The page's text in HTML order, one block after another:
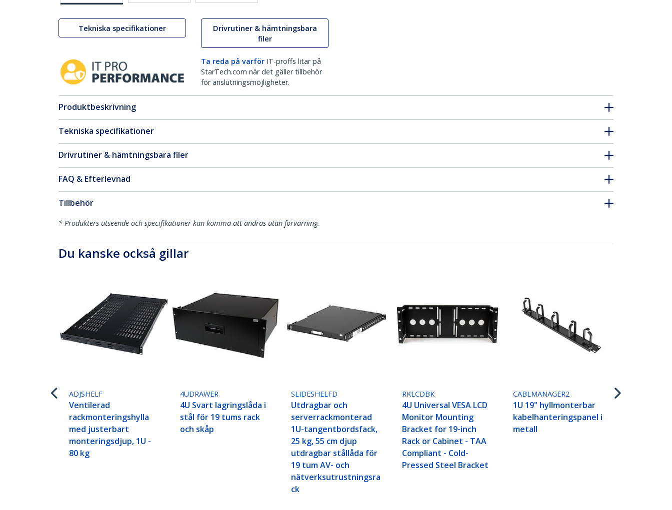
Tekniska specifikationer
Drivrutiner & hämtningsbara
filer
Ta reda på varför IT-proffs litar på
StarTech.com när det gäller tillbehör
för anslutningsmöjligheter.
Produktbeskrivning
Tekniska specifikationer
Drivrutiner & hämtningsbara filer
FAQ & Efterlevnad
Tillbehör
* Produkters utseende och specifikationer kan komma att ändras utan förvarning.
Du kanske också gillar
ADJSHELF
Ventilerad
rackmonteringshylla
med justerbart
monteringsdjup, 1U -
80 kg
4UDRAWER
4U Svart lagringslåda i
stål för 19 tums rack
och skåp
SLIDESHELFD
Utdragbar och
serverrackmonterad
1U-tangentbordsfack,
25 kg, 55 cm djup
utdragbar stållåda för
19 tum AV- och
nätverksutrustningsra
ck
RKLCDBK
4U Universal VESA LCD
Monitor Mounting
Bracket for 19-inch
Rack or Cabinet - TAA
Compliant - Cold-
Pressed Steel Bracket
CABLMANAGER2
1U 19" hyllmonterbar
kabelhanteringspanel i
metall